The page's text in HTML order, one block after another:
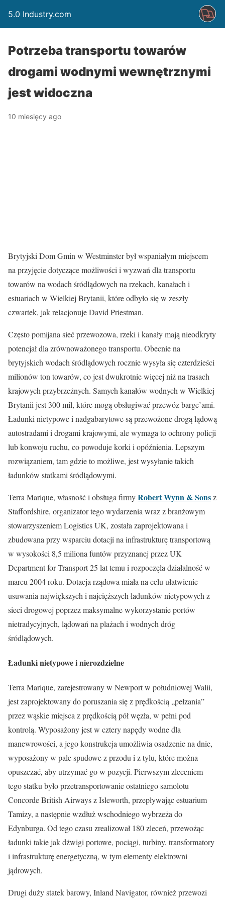
5.0 Industry.com
Potrzeba transportu towarów
drogami wodnymi wewnętrznymi
jest widoczna
10 miesięcy ago
Brytyjski Dom Gmin w Westminster był wspaniałym miejscem
na przyjęcie dotyczące możliwości i wyzwań dla transportu
towarów na wodach śródlądowych na rzekach, kanałach i
estuariach w Wielkiej Brytanii, które odbyło się w zeszły
czwartek, jak relacjonuje David Priestman.
Często pomijana sieć przewozowa, rzeki i kanały mają nieodkryty
potencjał dla zrównoważonego transportu. Obecnie na
brytyjskich wodach śródlądowych rocznie wysyła się czterdzieści
milionów ton towarów, co jest dwukrotnie więcej niż na trasach
krajowych przybrzeżnych. Samych kanałów wodnych w Wielkiej
Brytanii jest 300 mil, które mogą obsługiwać przewóz barge’ami.
Ładunki nietypowe i nadgabarytowe są przewożone drogą lądową
autostradami i drogami krajowymi, ale wymaga to ochrony policji
lub konwoju ruchu, co powoduje korki i opóźnienia. Lepszym
rozwiązaniem, tam gdzie to możliwe, jest wysyłanie takich
ładunków statkami śródlądowymi.
Terra Marique, własność i obsługa firmyRobert Wynn & Sonsz
Staffordshire, organizator tego wydarzenia wraz z branżowym
stowarzyszeniem Logistics UK, została zaprojektowana i
zbudowana przy wsparciu dotacji na infrastrukturę transportową
w wysokości 8,5 miliona funtów przyznanej przez UK
Department for Transport 25 lat temu i rozpoczęła działalność w
marcu 2004 roku. Dotacja rządowa miała na celu ułatwienie
usuwania największych i najcięższych ładunków nietypowych z
sieci drogowej poprzez maksymalne wykorzystanie portów
nietradycyjnych, lądowań na plażach i wodnych dróg
śródlądowych.
Ładunki nietypowe i nierozdzielne
Terra Marique, zarejestrowany w Newport w południowej Walii,
jest zaprojektowany do poruszania się z prędkością „pełzania”
przez wąskie miejsca z prędkością pół węzła, w pełni pod
kontrolą. Wyposażony jest w cztery napędy wodne dla
manewrowości, a jego konstrukcja umożliwia osadzenie na dnie,
wyposażony w pale spudowe z przodu i z tyłu, które można
opuszczać, aby utrzymać go w pozycji. Pierwszym zleceniem
tego statku było przetransportowanie ostatniego samolotu
Concorde British Airways z Isleworth, przepływając estuarium
Tamizy, a następnie wzdłuż wschodniego wybrzeża do
Edynburga. Od tego czasu zrealizował 180 zleceń, przewożąc
ładunki takie jak dźwigi portowe, pociągi, turbiny, transformatory
i infrastrukturę energetyczną, w tym elementy elektrowni
jądrowych.
Drugi duży statek barowy, Inland Navigator, również przewozi